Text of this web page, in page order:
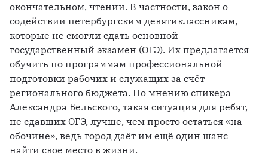
окончательном, чтении. В частности, закон о
содействии петербургским девятиклассникам,
которые не смогли сдать основной
государственный экзамен (ОГЭ). Их предлагается
обучить по программам профессиональной
подготовки рабочих и служащих за счёт
регионального бюджета. По мнению спикера
Александра Бельского, такая ситуация для ребят,
не сдавших ОГЭ, лучше, чем просто остаться «на
обочине», ведь город даёт им ещё один шанс
найти свое место в жизни.